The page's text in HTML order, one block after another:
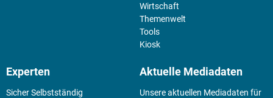
Wirtschaft
Themenwelt
Tools
Kiosk
Experten
Sicher Selbstständig
Aktuelle Mediadaten
Unsere aktuellen Mediadaten für